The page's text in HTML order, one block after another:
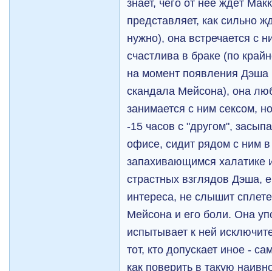
представляет, как сильно
нужно), она встречается с
счастлива в браке (по
на момент появления Дэша
скандала Мейсона), она
занимается с ним сексом,
-15 часов с "другом",
офисе, сидит рядом с ним в
запахивающимся халатике
страстных взглядов Дэша,
интереса, не слышит
Мейсона и его боли. Она
испытывает к ней
тот, кто допускает иное -
как поверить в такую